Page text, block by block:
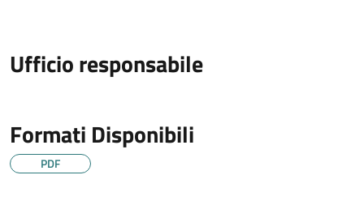
Ufficio responsabile
Formati Disponibili
PDF